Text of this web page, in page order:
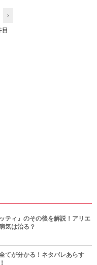
›
ティ』のその後を解説！アリエ
気は治る？
てが分かる！ネタバレあらす